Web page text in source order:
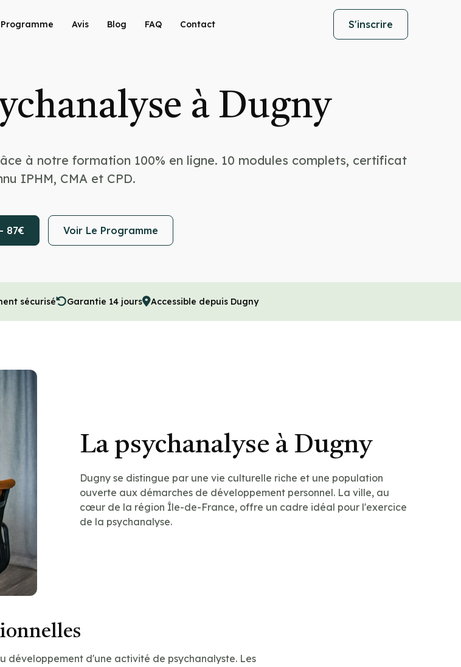
Programme Avis Blog FAQ Contact S'inscrire
à Dugny
à notre formation 100% en ligne. 10 modules complets, certificat
IPHM, CMA et CPD.
87€ Voir Le Programme
sécurisé Garantie 14 jours Accessible depuis Dugny
La psychanalyse à Dugny
Dugny se distingue par une vie culturelle riche et une population
ouverte aux démarches de développement personnel. La ville, au
cœur de la région Île-de-France, offre un cadre idéal pour l'exercice
de la psychanalyse.
développement d'une activité de psychanalyste. Les